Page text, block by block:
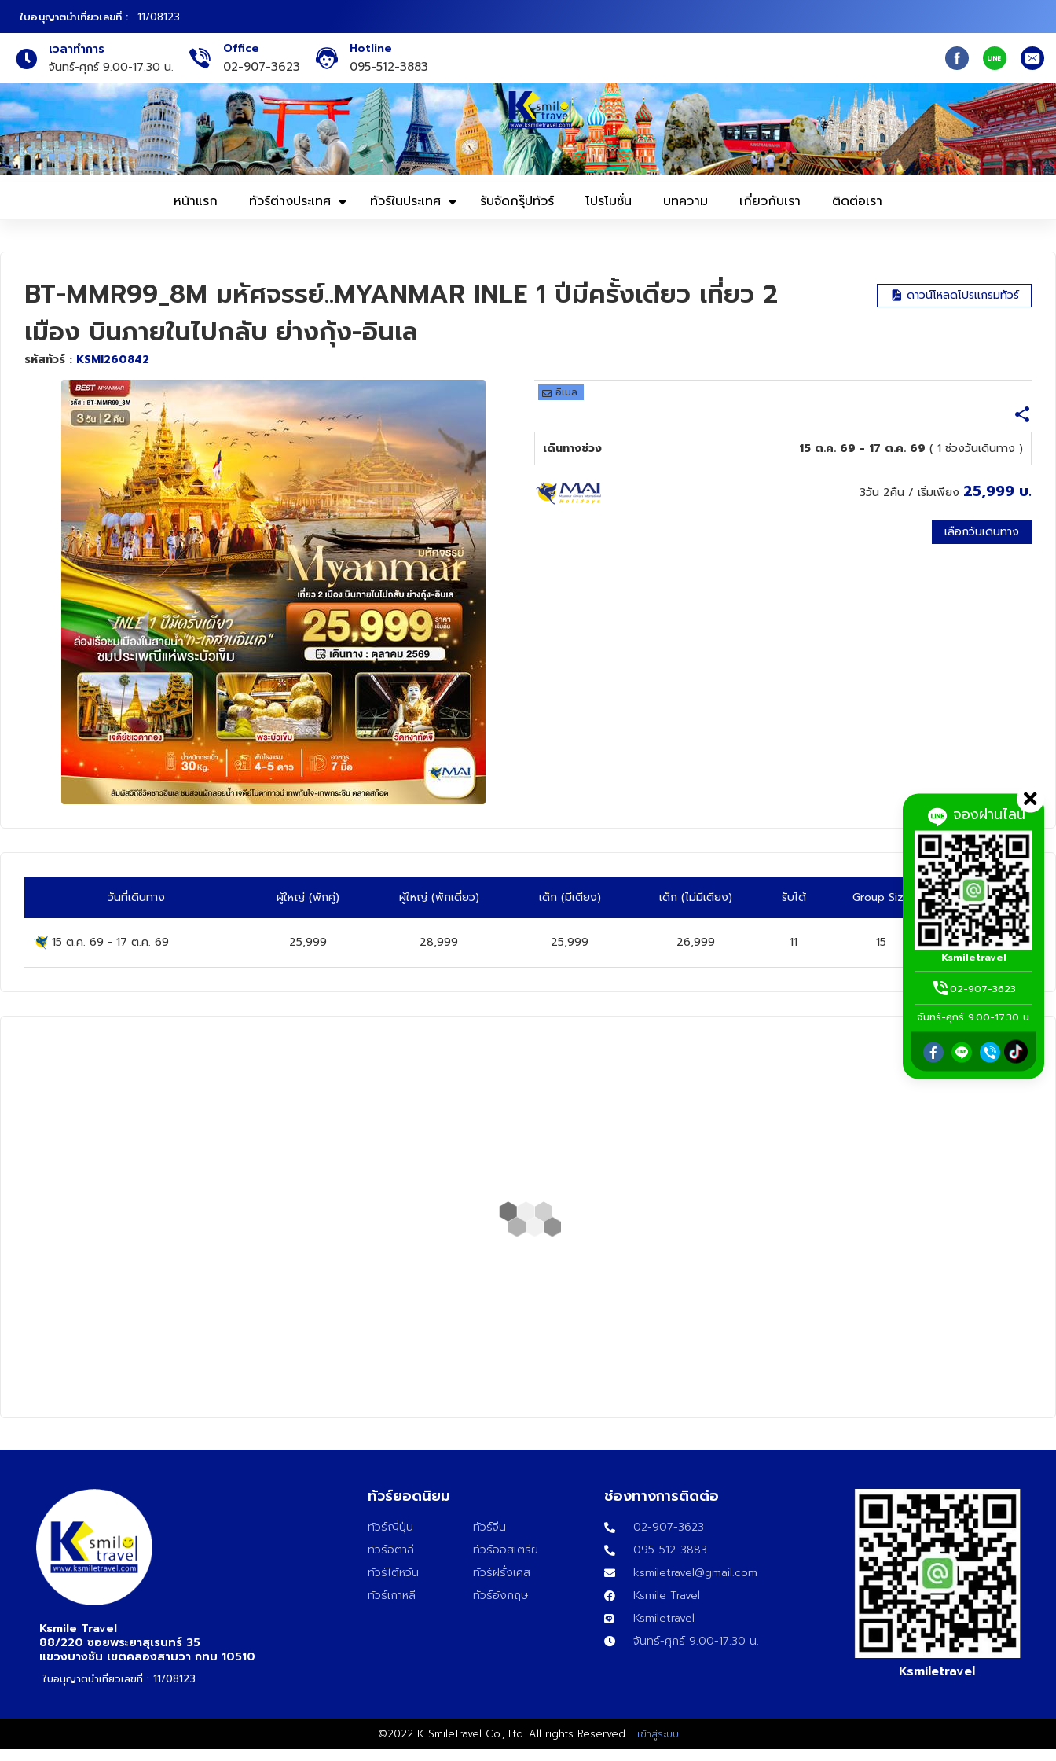
ใบอนุญาตนำเที่ยวเลขที่ : 11/08123
เวลาทำการ
จันทร์-ศุกร์ 9.00-17.30 น.
Office
02-907-3623
Hotline
095-512-3883
หน้าแรก ทัวร์ต่างประเทศ ทัวร์ในประเทศ รับจัดกรุ๊ปทัวร์ โปรโมชั่น บทความ เกี่ยวกับเรา ติดต่อเรา
BT-MMR99_8M มหัศจรรย์..MYANMAR INLE 1 ปีมีครั้งเดียว เที่ยว 2
เมือง บินภายในไปกลับ ย่างกุ้ง-อินเล
รหัสทัวร์ : KSMI260842
ดาวน์โหลดโปรแกรมทัวร์
อีเมล
เดินทางช่วง 15 ต.ค. 69 - 17 ต.ค. 69 ( 1 ช่วงวันเดินทาง )
3วัน 2คืน / เริ่มเพียง 25,999 บ.
เลือกวันเดินทาง
วันที่เดินทาง ผู้ใหญ่ (พักคู่) ผู้ใหญ่ (พักเดี่ยว) เด็ก (มีเตียง) เด็ก (ไม่มีเตียง) รับได้ Group Size
15 ต.ค. 69 - 17 ต.ค. 69 25,999 28,999 25,999 26,999 11 15 จอง
จองผ่านไลน์
Ksmiletravel
02-907-3623
จันทร์-ศุกร์ 9.00-17.30 น.
Ksmile Travel
88/220 ซอยพระยาสุเรนทร์ 35
แขวงบางชัน เขตคลองสามวา กทม 10510
ใบอนุญาตนำเที่ยวเลขที่ : 11/08123
ทัวร์ยอดนิยม
ทัวร์ญี่ปุ่น
ทัวร์อิตาลี
ทัวร์ไต้หวัน
ทัวร์เกาหลี
ทัวร์จีน
ทัวร์ออสเตรีย
ทัวร์ฝรั่งเศส
ทัวร์อังกฤษ
ช่องทางการติดต่อ
02-907-3623
095-512-3883
ksmiletravel@gmail.com
Ksmile Travel
Ksmiletravel
จันทร์-ศุกร์ 9.00-17.30 น.
Ksmiletravel
©2022 K SmileTravel Co., Ltd. All rights Reserved. | เข้าสู่ระบบ
ทัวร์ญี่ปุ่น
ทัวร์เกาหลี
ทัวร์ยุโรป
ทัวร์สแกนดิเนเวีย
ทัวร์สิงคโปร์
ทัวร์ตุรเคีย
ทัวร์สวิตเซอร์แลนด์
ทัวร์พม่า
ทัวร์มัลดีฟส์
ทัวร์เวียดนาม
ทัวร์อียิปต์
ทัวร์จอร์เจีย
ทัวร์อินเดีย
ทัวร์บาหลี
ทัวร์นิวซีแลนด์
ทัวร์ออสเตรเลีย
ภาคเหนือ
ภาคกลาง
ภาคอีสาน
ภาคตะวันตก